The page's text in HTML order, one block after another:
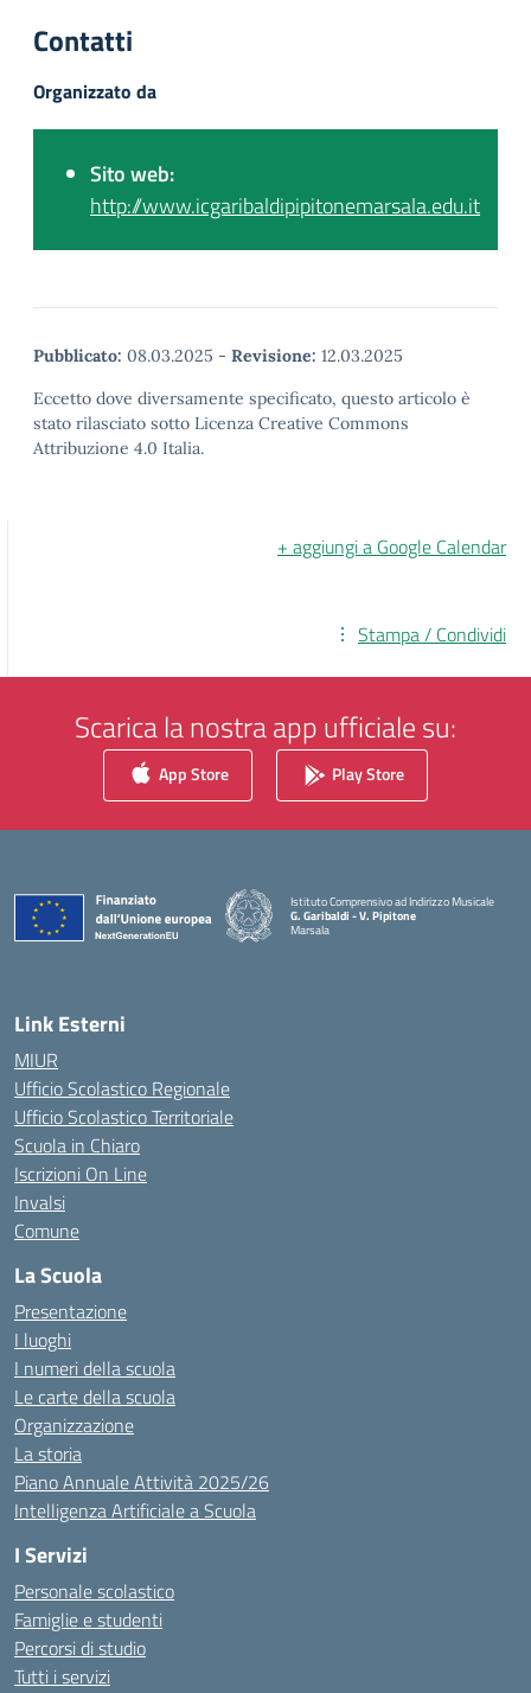
Contatti
Organizzato da
Sito web:
http://www.icgaribaldipipitonemarsala.edu.it
Pubblicato: 08.03.2025 - Revisione: 12.03.2025
Eccetto dove diversamente specificato, questo articolo è
stato rilasciato sotto Licenza Creative Commons
Attribuzione 4.0 Italia.
+ aggiungi a Google Calendar
Stampa / Condividi
Scarica la nostra app ufficiale su:
App Store Play Store
Istituto Comprensivo ad Indirizzo Musicale
G. Garibaldi - V. Pipitone
Marsala
Link Esterni
MIUR
Ufficio Scolastico Regionale
Ufficio Scolastico Territoriale
Scuola in Chiaro
Iscrizioni On Line
Invalsi
Comune
La Scuola
Presentazione
I luoghi
I numeri della scuola
Le carte della scuola
Organizzazione
La storia
Piano Annuale Attività 2025/26
Intelligenza Artificiale a Scuola
I Servizi
Personale scolastico
Famiglie e studenti
Percorsi di studio
Tutti i servizi